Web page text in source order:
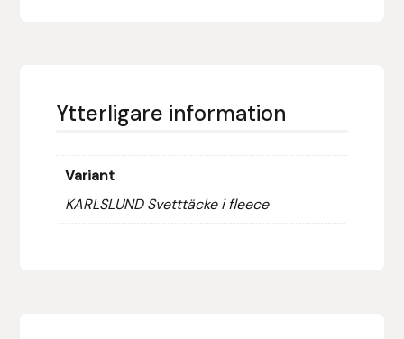
Ytterligare information
Variant
KARLSLUND Svetttäcke i fleece
Furminator
G Boots
Globus Sport